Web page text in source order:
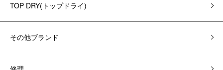
TOP DRY(トップドライ)
その他ブランド